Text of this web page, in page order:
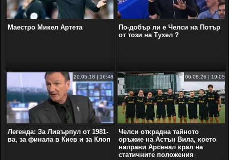
Маестро Микел Артета
По-добър ли е Челси на Потър
от този на Тухел ?
20.05.18 | 16:48
Легенда: За Ливърпул от 1981-
ва, за финала в Киев и за Клоп
06.08.26 | 19:05
Челси открадна тайното
оръжие на Астън Вила, което
направи Арсенал крал на
статичните положения